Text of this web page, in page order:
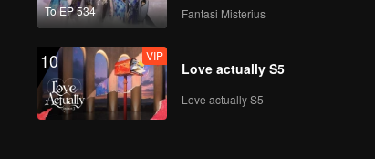
To EP 534 Fantasi Misterius
10 VIP
Love actually S5
Love actually S5